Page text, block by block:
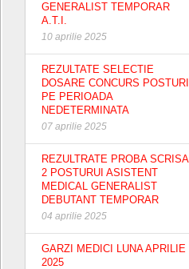
GENERALIST TEMPORAR
A.T.I.
10 aprilie 2025
REZULTATE SELECTIE
DOSARE CONCURS POSTURI
PE PERIOADA
NEDETERMINATA
07 aprilie 2025
REZULTRATE PROBA SCRISA
2 POSTURUI ASISTENT
MEDICAL GENERALIST
DEBUTANT TEMPORAR
04 aprilie 2025
GARZI MEDICI LUNA APRILIE
2025